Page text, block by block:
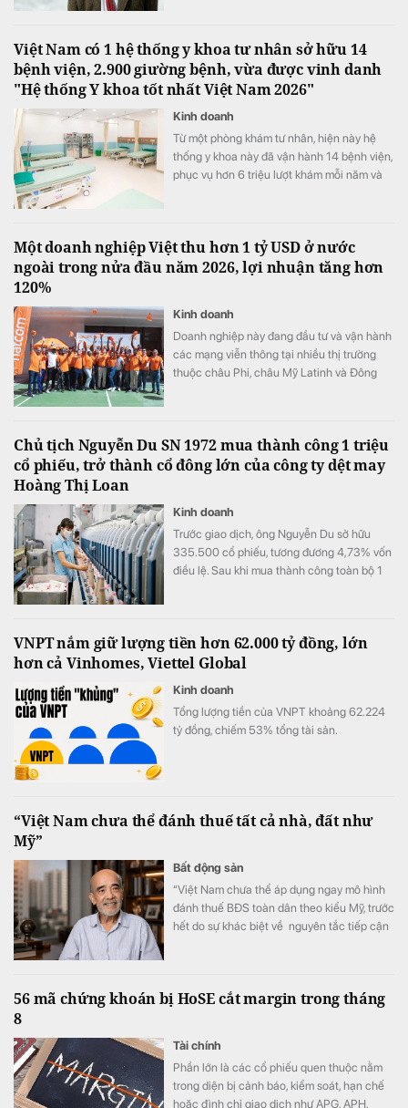
Việt Nam có 1 hệ thống y khoa tư nhân sở hữu 14
bệnh viện, 2.900 giường bệnh, vừa được vinh danh
"Hệ thống Y khoa tốt nhất Việt Nam 2026"
Kinh doanh
Từ một phòng khám tư nhân, hiện này hệ
thống y khoa này đã vận hành 14 bệnh viện,
phục vụ hơn 6 triệu lượt khám mỗi năm và
Một doanh nghiệp Việt thu hơn 1 tỷ USD ở nước
ngoài trong nửa đầu năm 2026, lợi nhuận tăng hơn
120%
Kinh doanh
Doanh nghiệp này đang đầu tư và vận hành
các mạng viễn thông tại nhiều thị trường
thuộc châu Phi, châu Mỹ Latinh và Đông
Chủ tịch Nguyễn Du SN 1972 mua thành công 1 triệu
cổ phiếu, trở thành cổ đông lớn của công ty dệt may
Hoàng Thị Loan
Kinh doanh
Trước giao dịch, ông Nguyễn Du sở hữu
335.500 cổ phiếu, tương đương 4,73% vốn
điều lệ. Sau khi mua thành công toàn bộ 1
VNPT nắm giữ lượng tiền hơn 62.000 tỷ đồng, lớn
hơn cả Vinhomes, Viettel Global
Kinh doanh
Tổng lượng tiền của VNPT khoảng 62.224
tỷ đồng, chiếm 53% tổng tài sản.
“Việt Nam chưa thể đánh thuế tất cả nhà, đất như
Mỹ”
Bất động sản
“Việt Nam chưa thể áp dụng ngay mô hình
đánh thuế BĐS toàn dân theo kiểu Mỹ, trước
hết do sự khác biệt về nguyên tắc tiếp cận
56 mã chứng khoán bị HoSE cắt margin trong tháng
8
Tài chính
Phần lớn là các cổ phiếu quen thuộc nằm
trong diện bị cảnh báo, kiểm soát, hạn chế
hoặc đình chỉ giao dịch như APG, APH,